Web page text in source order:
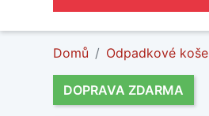
Domů Odpadkové koše
DOPRAVA ZDARMA